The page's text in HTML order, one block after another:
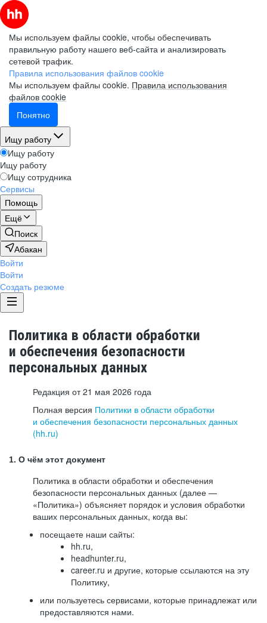
Мы используем файлы cookie, чтобы обеспечивать
правильную работу нашего веб-сайта и анализировать
сетевой трафик.
Правила использования файлов cookie
Мы используем файлы cookie. Правила использования
файлов cookie
Понятно
Ищу работу
Ищу работу
Ищу работу
Ищу сотрудника
Сервисы
Помощь
Ещё
Поиск
Абакан
Войти
Войти
Создать резюме
Политика в области обработки
и обеспечения безопасности
персональных данных
Редакция от 21 мая 2026 года
Полная версия Политики в области обработки
и обеспечения безопасности персональных данных
(hh.ru)
1. О чём этот документ
Политика в области обработки и обеспечения
безопасности персональных данных (далее —
«Политика») объясняет порядок и условия обработки
ваших персональных данных, когда вы:
посещаете наши сайты:
hh.ru,
headhunter.ru,
career.ru и другие, которые ссылаются на эту
Политику,
или пользуетесь сервисами, которые принадлежат или
предоставляются нами.